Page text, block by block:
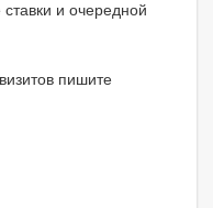
ставки и очередной
пишите